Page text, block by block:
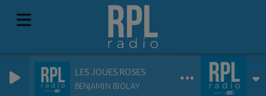
LES JOUES ROSES
BENJAMIN BIOLAY